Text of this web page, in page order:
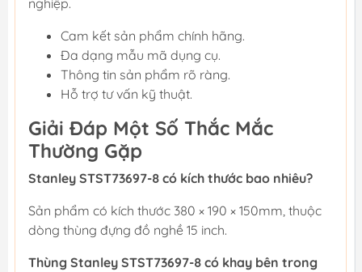
Cam kết sản phẩm chính hãng.
Đa dạng mẫu mã dụng cụ.
Thông tin sản phẩm rõ ràng.
Hỗ trợ tư vấn kỹ thuật.
Giải Đáp Một Số Thắc Mắc
Thường Gặp
Stanley STST73697-8 có kích thước bao nhiêu?
Sản phẩm có kích thước 380 × 190 × 150mm, thuộc
dòng thùng đựng đồ nghề 15 inch.
Thùng Stanley STST73697-8 có khay bên trong